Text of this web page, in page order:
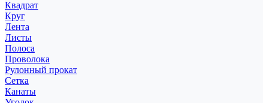
Квадрат
Круг
Лента
Листы
Полоса
Проволока
Рулонный прокат
Сетка
Канаты